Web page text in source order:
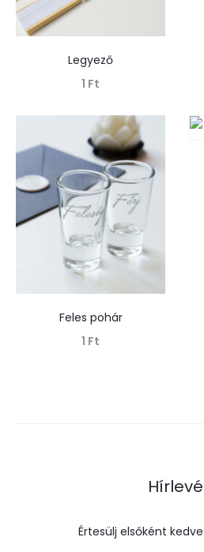
Legyező
1 Ft
Feles pohár
1 Ft
Értesülj elsőként